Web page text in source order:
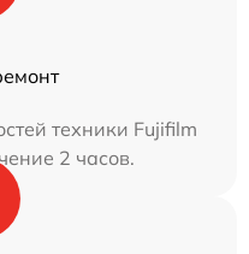
техники Fujifilm
2 часов.